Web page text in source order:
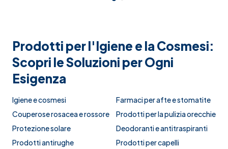
Prodotti per l'Igiene e la Cosmesi:
Scopri le Soluzioni per Ogni
Esigenza
Igiene e cosmesi
Farmaci per afte e stomatite
Couperose rosacea e rossore
Prodotti per la pulizia orecchie
Protezione solare
Deodoranti e antitraspiranti
Prodotti antirughe
Prodotti per capelli